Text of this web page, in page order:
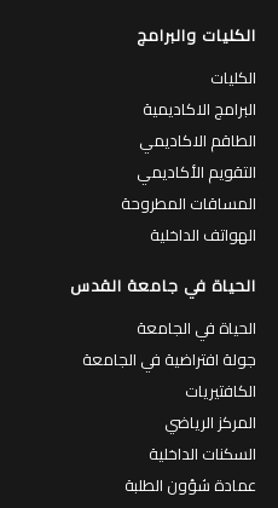
الكليات والبرامج
الكليات
البرامج الاكاديمية
الطاقم الاكاديمي
التقويم الأكاديمي
المساقات المطروحة
الهواتف الداخلية
الحياة في جامعة القدس
الحياة في الجامعة
جولة افتراضية في الجامعة
الكافتيريات
المركز الرياضي
السكنات الداخلية
عمادة شؤون الطلبة